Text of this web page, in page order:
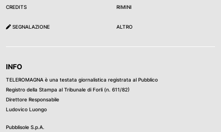
CREDITS
SEGNALAZIONE
RIMINI
ALTRO
INFO
TELEROMAGNA è una testata giornalistica registrata al Pubblico
Registro della Stampa al Tribunale di Forli (n. 611/82)
Direttore Responsabile
Ludovico Luongo
Pubblisole S.p.A.